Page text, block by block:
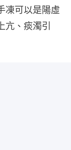
凍可以是陽虛
、痰濁引